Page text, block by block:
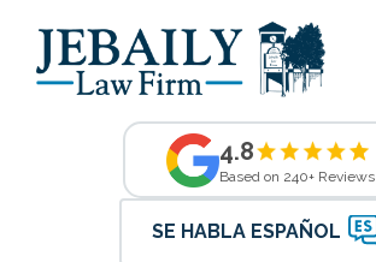
4.8
Based on 240+ Reviews
SE HABLA ESPAÑOL